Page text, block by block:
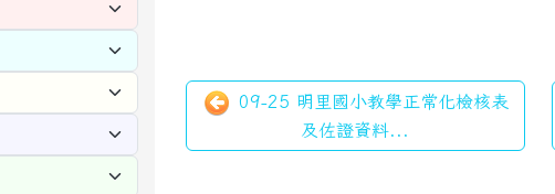
09-25 明里國小教學正常化檢核表
及佐證資料...